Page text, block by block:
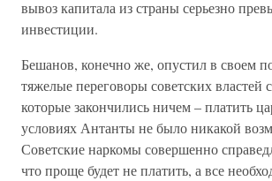
вывоз капитала из страны серьезно
инвестиции.
Бешанов, конечно же, опустил в своем
тяжелые переговоры советских властей
которые закончились ничем – платить
условиях Антанты не было никакой
Советские наркомы совершенно
что проще будет не платить, а все